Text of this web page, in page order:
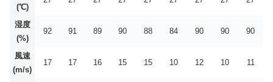
(℃)
湿度
(%)
92 91 89 90 88 84 90 90 90
風速
(m/s)
17 17 16 15 15 10 12 10 11